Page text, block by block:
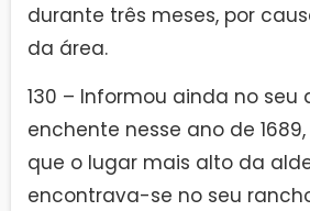
durante três meses, por
da área.
130 – Informou ainda no seu
enchente nesse ano de
que o lugar mais alto da
encontrava-se no seu